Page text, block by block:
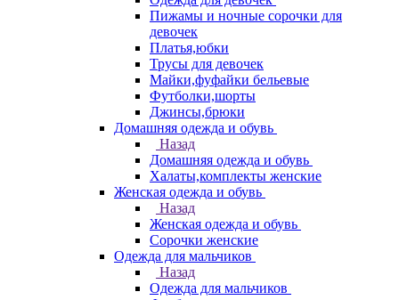
Пижамы и ночные сорочки для
девочек
Платья,юбки
Трусы для девочек
Майки,фуфайки бельевые
Футболки,шорты
Джинсы,брюки
Домашняя одежда и обувь
Назад
Домашняя одежда и обувь
Халаты,комплекты женские
Женская одежда и обувь
Назад
Женская одежда и обувь
Сорочки женские
Одежда для мальчиков
Назад
Одежда для мальчиков